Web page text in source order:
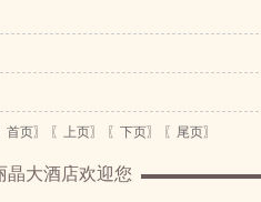
首页〗 〖上页〗 〖下页〗 〖尾页〗
晶大酒店欢迎您